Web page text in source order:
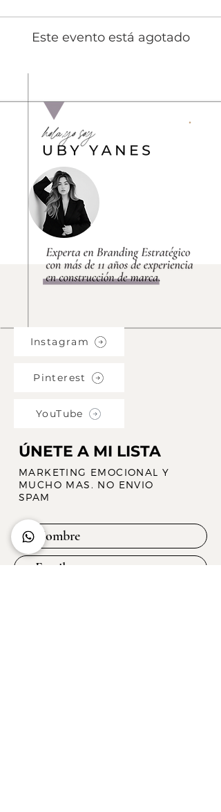
Este evento está agotado
Instagram
Pinterest
YouTube
ÚNETE A MI LISTA
MARKETING EMOCIONAL Y
MUCHO MAS. NO ENVIO
SPAM